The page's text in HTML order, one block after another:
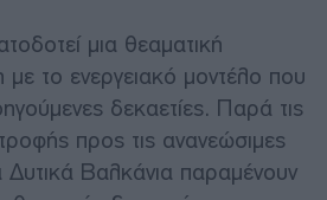
μια θεαματική
το ενεργειακό μοντέλο που
δεκαετίες. Παρά τις
προς τις ανανεώσιμες
Δυτικά Βαλκάνια παραμένουν